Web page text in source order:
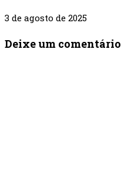
3 de agosto de 2025
Deixe um comentário